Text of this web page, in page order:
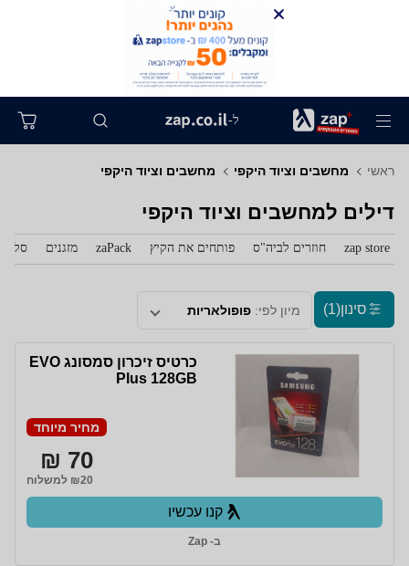
ל-
ראשי מחשבים וציוד היקפי מחשבים וציוד היקפי
דילים למחשבים וציוד היקפי
zap store חוזרים לביה"ס פותחים את הקיץ zaPack מזגנים
סינון(1) מיון לפי: פופולאריות
כרטיס זיכרון סמסונג EVO
Plus 128GB
מחיר מיוחד
70 ₪
₪20 למשלוח
קנו עכשיו
ב- Zap